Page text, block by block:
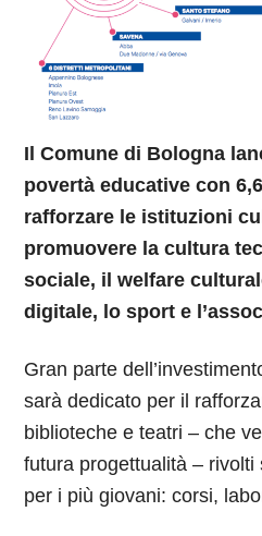
Il Comune di Bologna
povertà educative con
rafforzare le istituzioni
promuovere la cultura
sociale, il welfare
digitale, lo sport e
Gran parte
sarà dedicato per il
biblioteche e teatri – che
futura progettualità –
per i più giovani: corsi,